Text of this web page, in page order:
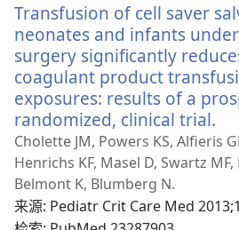
Transfusion of cell saver
neonates and infants
surgery significantly
coagulant product
exposures: results of a
randomized, clinical trial.
开
新
口
Cholette JM, Powers KS, Alfieris
Henrichs KF, Masel D, Swartz
Belmont K, Blumberg N.
来源‎: Pediatr Crit Care Med